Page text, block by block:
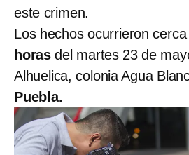
este crimen.
Los hechos ocurrieron
horas del martes 23 de
Alhuelica, colonia Agua
Puebla.